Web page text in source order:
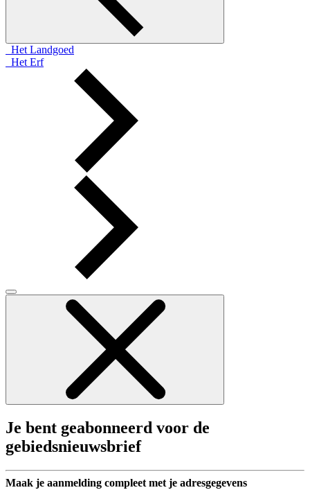
Het Landgoed
Het Erf
Je bent geabonneerd voor de
gebiedsnieuwsbrief
Maak je aanmelding compleet met je adresgegevens